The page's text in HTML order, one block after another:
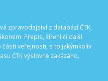
zpravodajství z databází ČTK,
Přepis, šíření či další
veřejnosti, a to jakýmkoliv
ČTK výslovně zakázáno.